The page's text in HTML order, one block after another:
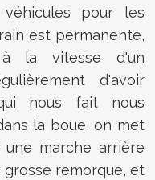
pour les
est permanente,
la vitesse d'un
d'avoir
nous fait nous
la boue, on met
marche arrière
remorque, et